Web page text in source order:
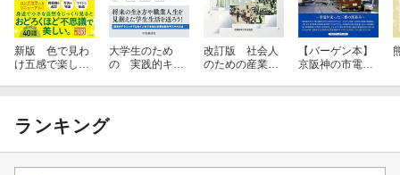
新版 色で見わ
け五感で楽しむ
大学生のため
の 実践的キャ
改訂版 社会人
のための産業・
【バーゲン本】
京阪神の市電ア
ランキング